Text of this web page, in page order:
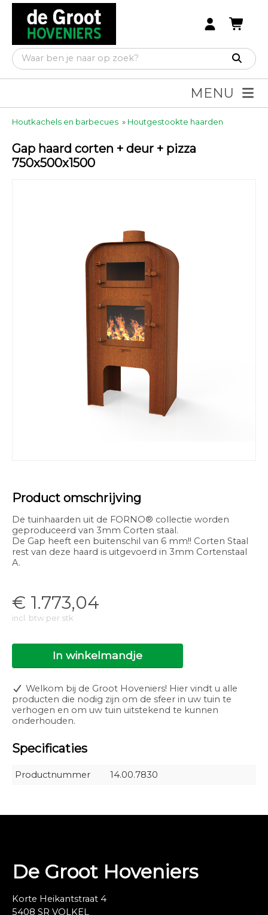
MENU
Houtkachels en barbecues » Houtgestookte haarden
Gap haard corten + deur + pizza
750x500x1500
Product omschrijving
De tuinhaarden uit de FORNO® collectie worden
geproduceerd van 3mm Corten staal.
De Gap heeft een buitenschil van 6 mm!! Corten Staal
rest van deze haard is uitgevoerd in 3mm Cortenstaal
A.
€ 1.773,04
incl. btw per stk
In winkelmandje
Welkom bij de Groot Hoveniers! Hier vindt u alle
producten die nodig zijn om de sfeer in uw tuin te
verhogen en om uw tuin uitstekend te kunnen
onderhouden.
Specificaties
Productnummer 14.00.7830
De Groot Hoveniers
Korte Heikantstraat 4
5408 SR VOLKEL